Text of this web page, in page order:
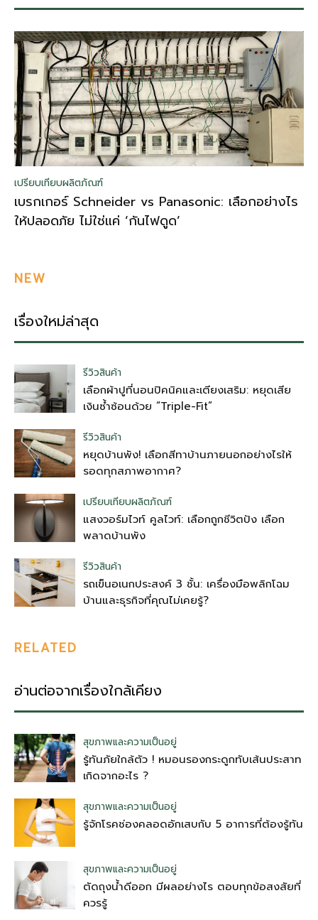
เปรียบเทียบผลิตภัณฑ์
เบรกเกอร์ Schneider vs Panasonic: เลือกอย่างไร
ให้ปลอดภัย ไม่ใช่แค่ ‘กันไฟดูด’
NEW
เรื่องใหม่ล่าสุด
รีวิวสินค้า
เลือกผ้าปูที่นอนปิคนิคและเตียงเสริม: หยุดเสีย
เงินซ้ำซ้อนด้วย “Triple-Fit”
รีวิวสินค้า
หยุดบ้านพัง! เลือกสีทาบ้านภายนอกอย่างไรให้
รอดทุกสภาพอากาศ?
เปรียบเทียบผลิตภัณฑ์
แสงวอร์มไวท์ คูลไวท์: เลือกถูกชีวิตปัง เลือก
พลาดบ้านพัง
รีวิวสินค้า
รถเข็นอเนกประสงค์ 3 ชั้น: เครื่องมือพลิกโฉม
บ้านและธุรกิจที่คุณไม่เคยรู้?
RELATED
อ่านต่อจากเรื่องใกล้เคียง
สุขภาพและความเป็นอยู่
รู้ทันภัยใกล้ตัว ! หมอนรองกระดูกทับเส้นประสาท
เกิดจากอะไร ?
สุขภาพและความเป็นอยู่
รู้จักโรคช่องคลอดอักเสบกับ 5 อาการที่ต้องรู้ทัน
สุขภาพและความเป็นอยู่
ตัดถุงน้ําดีออก มีผลอย่างไร ตอบทุกข้อสงสัยที่
ควรรู้